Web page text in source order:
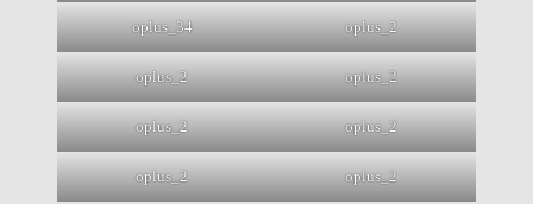
oplus_34 oplus_2
oplus_2 oplus_2
oplus_2 oplus_2
oplus_2 oplus_2